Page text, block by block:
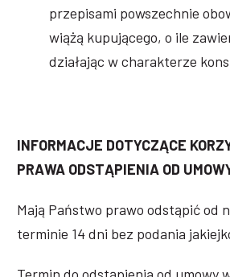
przepisami powszechnie
wiążą kupującego, o ile
działając w charakterze
INFORMACJE DOTYCZĄCE
PRAWA ODSTĄPIENIA OD
Mają Państwo prawo odstąpić od
terminie 14 dni bez podania